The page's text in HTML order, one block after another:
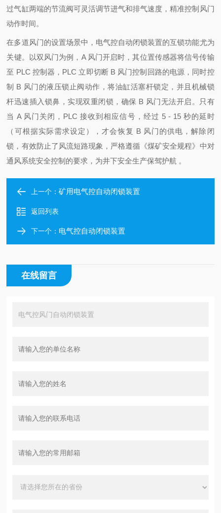
过气缸两端的节流阀可灵活调节进气和排气速度，精准控制风门
动作时间。
在多道风门的设置场景中，电气控自动闭锁装置的互锁功能尤为
关键。以双风门为例，A 风门开启时，其位置传感器将信号传输
至 PLC 控制器，PLC 立即切断 B 风门控制回路的电源，同时控
制 B 风门的液压锁止阀动作，将油缸活塞杆锁定，并且机械锁
杆迅速插入锁鼻，实现双重闭锁，确保 B 风门无法开启。只有
当 A 风门关闭，PLC 接收到相应信号，经过 5 - 15 秒的延时
（可根据实际需求设定），才会恢复 B 风门的供电，解除闭
锁，有效防止了风流短路现象，严格遵循《煤矿安全规程》中对
通风系统安全控制的要求，为井下安全生产保驾护航 。
上一个：矿用电气控自动闭锁装置
返回列表
下一个： 电气控自动闭锁装置
在线留言